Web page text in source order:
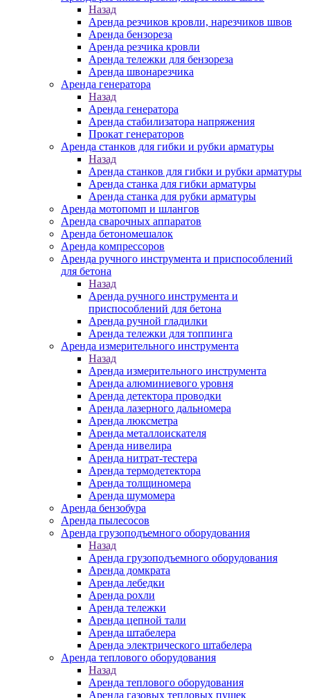
Назад
Аренда резчиков кровли, нарезчиков швов
Аренда бензореза
Аренда резчика кровли
Аренда тележки для бензореза
Аренда швонарезчика
Аренда генератора
Назад
Аренда генератора
Аренда стабилизатора напряжения
Прокат генераторов
Аренда станков для гибки и рубки арматуры
Назад
Аренда станков для гибки и рубки арматуры
Аренда станка для гибки арматуры
Аренда станка для рубки арматуры
Аренда мотопомп и шлангов
Аренда сварочных аппаратов
Аренда бетономешалок
Аренда компрессоров
Аренда ручного инструмента и приспособлений
для бетона
Назад
Аренда ручного инструмента и
приспособлений для бетона
Аренда ручной гладилки
Аренда тележки для топпинга
Аренда измерительного инструмента
Назад
Аренда измерительного инструмента
Аренда алюминиевого уровня
Аренда детектора проводки
Аренда лазерного дальномера
Аренда люксметра
Аренда металлоискателя
Аренда нивелира
Аренда нитрат-тестера
Аренда термодетектора
Аренда толщиномера
Аренда шумомера
Аренда бензобура
Аренда пылесосов
Аренда грузоподъемного оборудования
Назад
Аренда грузоподъемного оборудования
Аренда домкрата
Аренда лебедки
Аренда рохли
Аренда тележки
Аренда цепной тали
Аренда штабелера
Аренда электрического штабелера
Аренда теплового оборудования
Назад
Аренда теплового оборудования
Аренда газовых тепловых пушек